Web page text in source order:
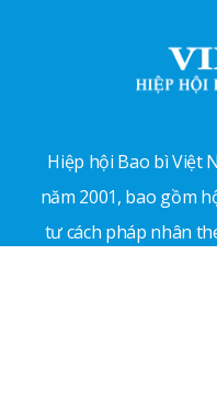
Hiệp hội Bao bì Việt
năm 2001, bao gồm
tư cách pháp nhân